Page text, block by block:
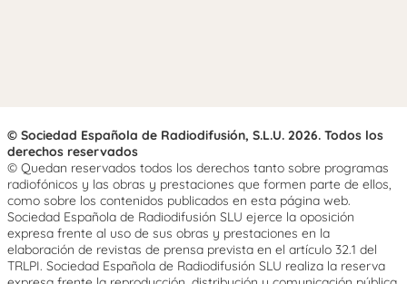
© Sociedad Española de Radiodifusión, S.L.U. 2026. Todos los
derechos reservados
© Quedan reservados todos los derechos tanto sobre programas
radiofónicos y las obras y prestaciones que formen parte de ellos,
como sobre los contenidos publicados en esta página web.
Sociedad Española de Radiodifusión SLU ejerce la oposición
expresa frente al uso de sus obras y prestaciones en la
elaboración de revistas de prensa prevista en el artículo 32.1 del
TRLPI. Sociedad Española de Radiodifusión SLU realiza la reserva